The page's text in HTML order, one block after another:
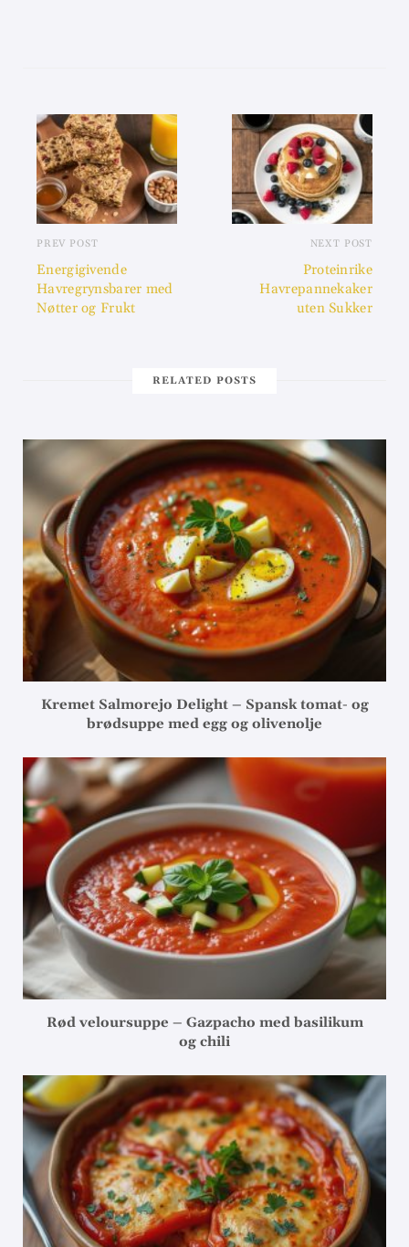
PREV POST
Energigivende
Havregrynsbarer med
Nøtter og Frukt
NEXT POST
Proteinrike
Havrepannekaker
uten Sukker
RELATED POSTS
Kremet Salmorejo Delight – Spansk tomat- og
brødsuppe med egg og olivenolje
Rød veloursuppe – Gazpacho med basilikum
og chili